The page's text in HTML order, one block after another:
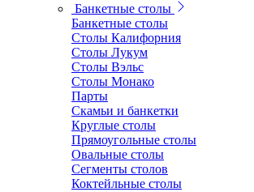
Банкетные столы
Банкетные столы
Столы Калифорния
Столы Лукум
Столы Вэльс
Столы Монако
Парты
Скамьи и банкетки
Круглые столы
Прямоугольные столы
Овальные столы
Сегменты столов
Коктейльные столы